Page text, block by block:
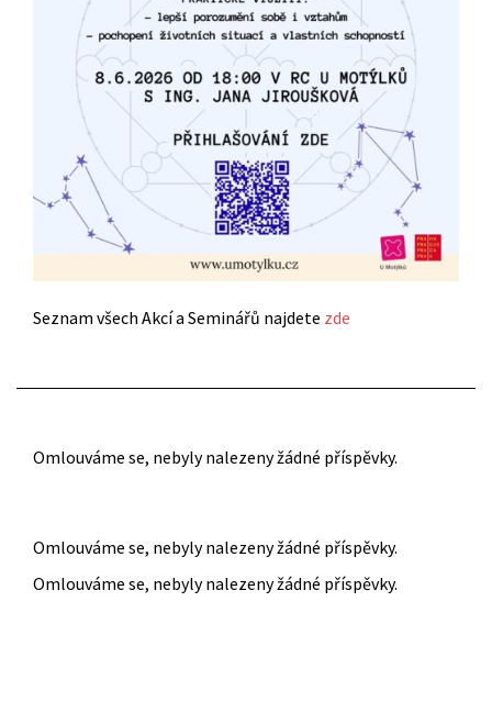
Seznam všech Akcí a Seminářů najdete zde
Omlouváme se, nebyly nalezeny žádné příspěvky.
Omlouváme se, nebyly nalezeny žádné příspěvky.
Omlouváme se, nebyly nalezeny žádné příspěvky.